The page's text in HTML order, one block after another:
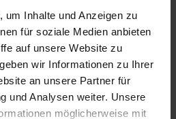
um Inhalte und Anzeigen zu
für soziale Medien anbieten
auf unsere Website zu
wir Informationen zu Ihrer
an unsere Partner für
und Analysen weiter. Unsere
möglicherweise mit
Safety Information
sind verfübar......more
walimex pro +++ look at